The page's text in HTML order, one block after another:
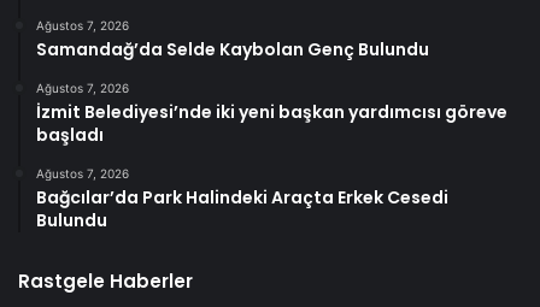
Ağustos 7, 2026
Samandağ’da Selde Kaybolan Genç Bulundu
Ağustos 7, 2026
İzmit Belediyesi’nde iki yeni başkan yardımcısı göreve
başladı
Ağustos 7, 2026
Bağcılar’da Park Halindeki Araçta Erkek Cesedi
Bulundu
Rastgele Haberler